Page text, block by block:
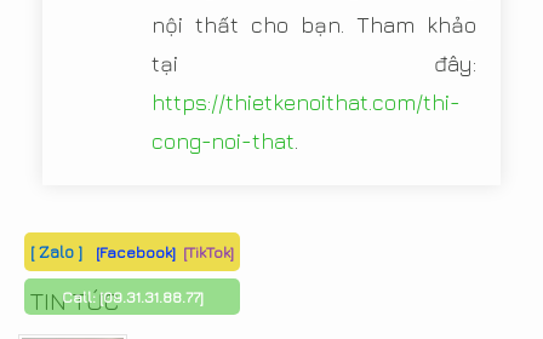
nội thất cho bạn. Tham khảo
tại đây:
https://thietkenoithat.com/thi-
cong-noi-that
TIN TỨC
[ Zalo ] [Facebook] [TikTok]
Call:[09.31.31.88.77]